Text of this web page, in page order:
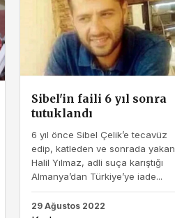
Sibel'in faili 6 yıl sonra
tutuklandı
6 yıl önce Sibel Çelik’e tecavüz
edip, katleden ve sonrada yakan
Halil Yılmaz, adli suça karıştığı
Almanya’dan Türkiye’ye iade...
29 Ağustos 2022